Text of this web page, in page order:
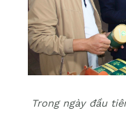
Trong ngày đầu